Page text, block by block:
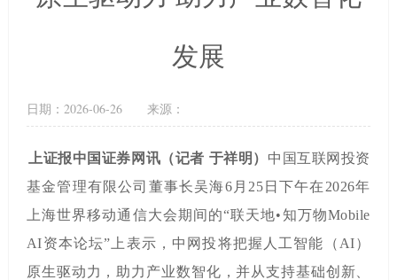
发展
日期： 2026-06-26来源：
上证报中国证券网讯（记者 于祥明） 中国互联网投资
基金管理有限公司董事长吴海6月25日下午在2026年
上海世界移动通信大会期间的“联天地•知万物Mobile
AI资本论坛”上表示，中网投将把握人工智能（AI）
原生驱动力，助力产业数智化，并从支持基础创新、